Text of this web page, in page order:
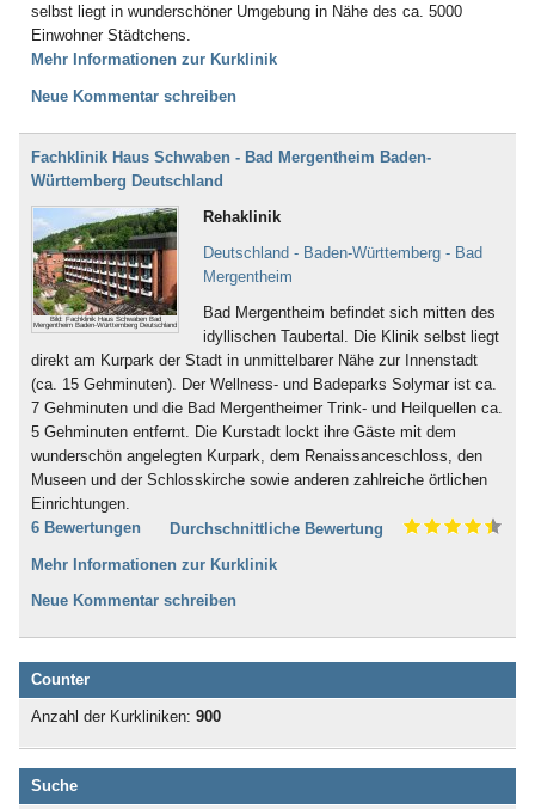
selbst liegt in wunderschöner Umgebung in Nähe des ca. 5000
Einwohner Städtchens.
Mehr Informationen zur Kurklinik
Neue Kommentar schreiben
Fachklinik Haus Schwaben - Bad Mergentheim Baden-
Württemberg Deutschland
Bild: Fachklinik Haus Schwaben Bad
Mergentheim Baden-Württemberg Deutschland
Rehaklinik
Deutschland - Baden-Württemberg - Bad
Mergentheim
Bad Mergentheim befindet sich mitten des
idyllischen Taubertal. Die Klinik selbst liegt
direkt am Kurpark der Stadt in unmittelbarer Nähe zur Innenstadt
(ca. 15 Gehminuten). Der Wellness- und Badeparks Solymar ist ca.
7 Gehminuten und die Bad Mergentheimer Trink- und Heilquellen ca.
5 Gehminuten entfernt. Die Kurstadt lockt ihre Gäste mit dem
wunderschön angelegten Kurpark, dem Renaissanceschloss, den
Museen und der Schlosskirche sowie anderen zahlreiche örtlichen
Einrichtungen.
6 Bewertungen
Durchschnittliche Bewertung
Mehr Informationen zur Kurklinik
Neue Kommentar schreiben
Counter
Anzahl der Kurkliniken: 900
Suche